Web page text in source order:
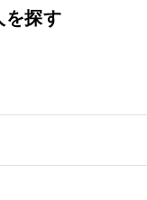
を探す